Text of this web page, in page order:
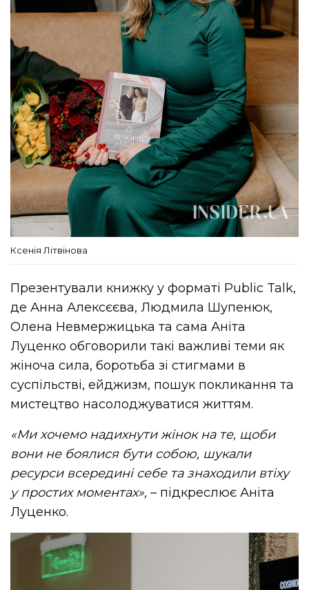
Ксенія Літвінова
Презентували книжку у форматі Public Talk,
де Анна Алексєєва, Людмила Шупенюк,
Олена Невмержицька та сама Аніта
Луценко обговорили такі важливі теми як
жіноча сила, боротьба зі стигмами в
суспільстві, ейджизм, пошук покликання та
мистецтво насолоджуватися життям.
«Ми хочемо надихнути жінок на те, щоби
вони не боялися бути собою, шукали
ресурси всередині себе та знаходили втіху
у простих моментах», – підкреслює Аніта
Луценко.